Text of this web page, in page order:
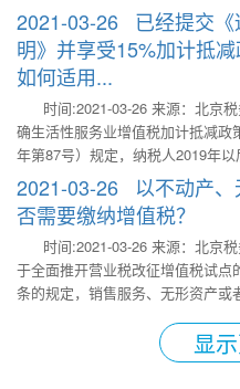
策，需要根据上年度销售额计算确
的声明》并享受15%加计抵减政策
续适用，应分别根据其2019年、
15%加计抵减政策条件的，需在当
15%加计抵减政策的声明》；如
10%加计抵减政策条件，需在当
抵减政策的声明》，并可适用10%
2021-03-26 已经提交《
明》并享受15%加计抵
如何适用...
时间:2021-03-26 来源：北京税
确生活性服务业增值税加计抵减
年第87号）规定，纳税人2019年
策，需要根据上年度销售额计算确
的声明》并享受15%加计抵减政策
续适用，应分别根据其2019年、
15%加计抵减政策条件的，需在
15%加计抵减政策的声明》；如果
10%加计抵减政策条件，需在当
2021-03-26 以不动产、
否需要缴纳增值税？
时间:2021-03-26 来源：北京税
于全面推开营业税改征增值税试
条的规定，销售服务、无形资产
者其他经济利益。 因此，企业将
资方股权的行为，属于有偿转让
显